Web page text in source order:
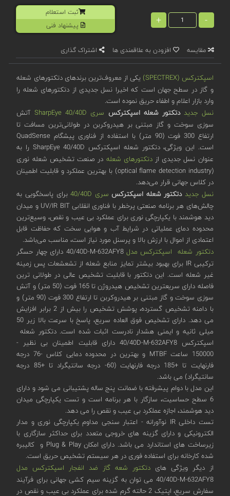
-
+
ثبت استعلام
پیشنهاد فنی
مقایسه افزودن به علاقمندی ها اشتراک گذاری
اسپکترکس (SPECTREX)
یکی از معروف‌ترین برندهای دتکتورهای شعله
و گاز در سطح جهان است که اخیرا نسل جدیدی از دتکتورهای شعله را
وارد بازار اعلام و اطفاء حریق نموده است.
نسل جدیددتکتور شعله اسپکترکس سری SharpEye 40/40D
آتش
سوزی سوخت و گاز مبتنی بر هیدروکربن در طولانی‌ترین مسافت تا
ارتفاع 300 فوت (90 متر) با استفاده از فناوری پیشگام QuadSense
است. این ویژگی، دتکتور شعله اسپکترکس SharpEye 40/40D را به
عنوان نسل جدیدی ازدتکتورهای شعله در صنعت تشخیص شعله نوری
(optical flame detection industry) با بهترین عملکرد و قابلیت اطمینان
در کلاس جهانی قرار می‌دهد.
نسل جدیددتکتور شعله اسپکترکس سری 40/40D
برای پاسخگویی به
چالش‌های هر برنامه صنعتی پرخطر با فناوری انقلابی UV/IR BIT و میدان
دید هوشمند با یکپارچگی نوری برای عملکرد بی عیب و نقص، وسیع‌ترین
محدوده دمای عملیاتی در شرایط آب و هوایی سخت که حفاظت قابل
اعتمادی از اموال با ارزش بالا و پرسنل مورد نیاز است، مناسب می‌باشد.
دتکتور شعله اسپکترکس مدل
40/40D-M-632AFY8 دارای چهار حسگر
ترکیبی IR برای بهبود بیشتر تمایز منابع شعله از تشعشعات پس زمینه
غیر شعله است. این دتکتور با قابلیت تشخیص عالی در طولانی ترین
فاصله دارای سریعترین تشخیص هیدروژن تا 165 فوت (50 متر) و آتش
سوزی سوخت و گاز مبتنی بر هیدروکربن تا ارتفاع 300 فوت (90 متر) و
با دامنه تشخیص گسترده، پوشش تشخیص را بیش از 2 برابر افزایش
می دهد. دارای تشخیص فوق العاده سریع، پاسخ با سرعت بالا زیر 50
میلی ثانیه و ایمنی هشدار نادرست اثبات شده است. دتکتور شعله
اسپکترکس 40/40D-M-632AFY8 دارای قابلیت اطمینان بی نظیر -
150000 ساعت MTBF و بهترین در محدوده دمایی کلاس -76 درجه
فارنهایت تا +185 درجه فارنهایت (60- درجه سانتیگراد تا +85 درجه
سانتیگراد) می باشد.
این مدل با دوام پیشرفته با ضمانت پنج ساله پشتیبانی می شود و دارای
6 سطح حساسیت، سازگار با هر برنامه است و تست یکپارچگی میدان
دید هوشمند، اجازه عملکرد بی عیب و نقص را می دهد.
تست داخلی IR نوآورانه - اعتبار سنجی مداوم یکپارچگی نوری و مدار
الکترونیکی و دارای گزینه های خروجی متعدد برای حداکثر سازگاری با
زیرساخت های استاندارد می باشد. دارای امکان Plug & Play و کالیبره
شده کارخانه برای استفاده فوری در هر سیستم تشخیص حریق است.
از دیگر ویژگی هایدتکتور شعه گاز ضد انفجار اسپکترکس مدل
40/40D-M-632AFY8 می توان به گزینه سیم کشی جهانی برای فرآیند
سفارش سریع، اپتیک 2 حالته گرم شده برای عملکرد بی عیب و نقص در